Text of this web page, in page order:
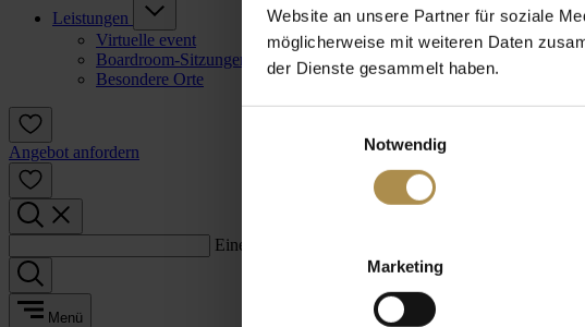
Website an unsere Partner für soziale
möglicherweise mit weiteren Daten
der Dienste gesammelt haben.
Notwendig
Marketing
Leistungen
Virtuelle event
Boardroom-Sitzungen
Besondere Orte
Angebot anfordern
Einen Suchbegriff eingeben:
Menü